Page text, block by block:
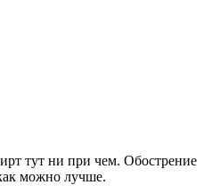
тут ни при чем. Обострение
можно лучше.